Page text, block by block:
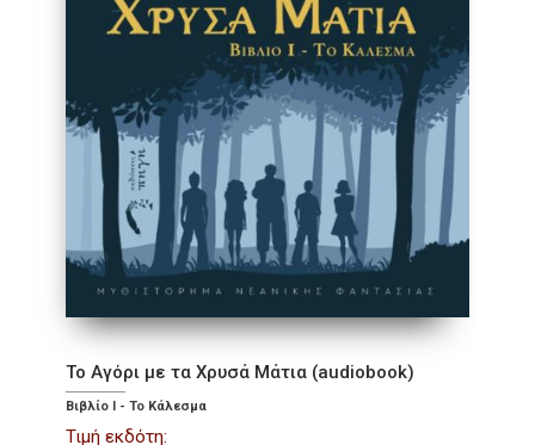
Το Αγόρι με τα Χρυσά Μάτια (audiobook)
Βιβλίο Ι - Το Κάλεσμα
Τιμή εκδότη: